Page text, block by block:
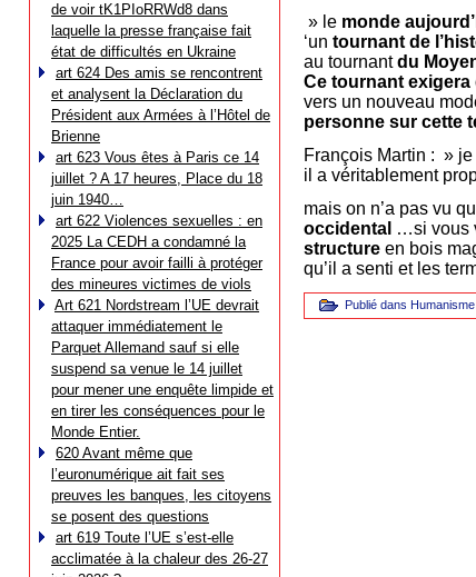
de voir tK1PIoRRWd8 dans
laquelle la presse française fait
état de difficultés en Ukraine
art 624 Des amis se rencontrent
et analysent la Déclaration du
Président aux Armées à l’Hôtel de
Brienne
art 623 Vous êtes à Paris ce 14
juillet ? A 17 heures, Place du 18
juin 1940…
art 622 Violences sexuelles : en
2025 La CEDH a condamné la
France pour avoir failli à protéger
des mineures victimes de viols
Art 621 Nordstream l’UE devrait
attaquer immédiatement le
Parquet Allemand sauf si elle
suspend sa venue le 14 juillet
pour mener une enquête limpide et
en tirer les conséquences pour le
Monde Entier.
620 Avant même que
l’euronumérique ait fait ses
preuves les banques, les citoyens
se posent des questions
art 619 Toute l’UE s’est-elle
acclimatée à la chaleur des 26-27
» le monde
‘un tournant de
au tournantdu
Ce tournant
vers un nouveau
personne sur cette
François Martin : »
il a véritablement
mais on n’a pas vu
occidental …si vous
structure en bois
qu’il a senti et les
Publié dans Humanisme